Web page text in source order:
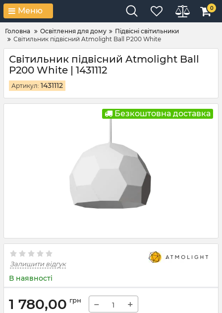
Меню 0
Головна Освітлення для дому
Підвісні світильники
Світильник підвісний Atmolight Ball P200 White
Світильник підвісний Atmolight Ball
P200 White | 1431112
Артикул: 1431112
Безкоштовна доставка
Залишити відгук
В наявності
1 780,00 грн − +